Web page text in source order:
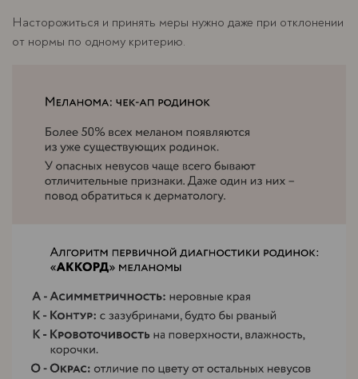
Насторожиться и принять меры нужно даже при отклонении
от нормы по одному критерию.